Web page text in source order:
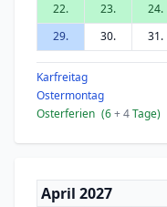
22.
23. 24.
29.
30. 31.
Karfreitag
Ostermontag
Osterferien (6+ 4Tage)
April 2027